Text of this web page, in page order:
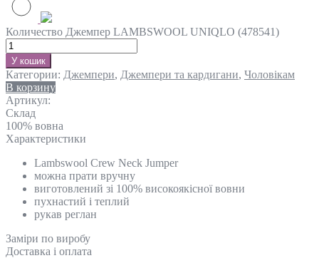
Количество Джемпер LAMBSWOOL UNIQLO (478541)
У кошик
Категории: Джемпери, Джемпери та кардигани, Чоловікам
В корзину
Артикул:
Склад
100% вовна
Характеристики
Lambswool Crew Neck Jumper
можна прати вручну
виготовлений зі 100% високоякісної вовни
пухнастий і теплий
рукав реглан
Замiри по виробу
Доставка і оплата